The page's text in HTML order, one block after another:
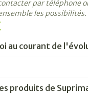
au courant de
par téléphone
les possibilités.
produits de